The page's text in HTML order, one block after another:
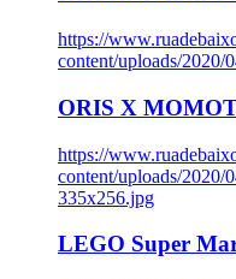
https://
content/uploads/2020/
ORIS X
https://
content/uploads/
335x256.jpg
LEGO Super